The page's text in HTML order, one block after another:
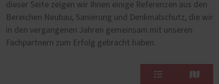
dieser Seite zeigen wir Ihnen einige Referenzen aus den
Bereichen Neubau, Sanierung und Denkmalschutz, die wir
in den vergangenen Jahren gemeinsam mit unseren
Fachpartnern zum Erfolg gebracht haben.